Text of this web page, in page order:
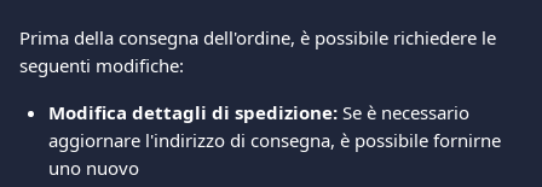
Prima della consegna dell'ordine, è possibile richiedere le
seguenti modifiche:
Modifica dettagli di spedizione: Se è necessario
aggiornare l'indirizzo di consegna, è possibile fornirne
uno nuovo